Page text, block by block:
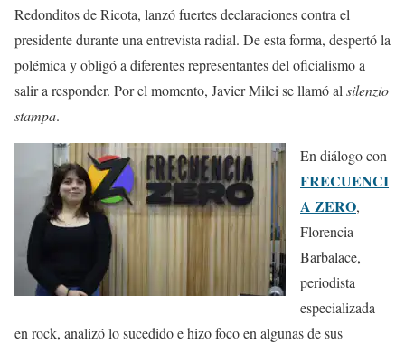
Redonditos de Ricota, lanzó fuertes declaraciones contra el
presidente durante una entrevista radial. De esta forma, despertó la
polémica y obligó a diferentes representantes del oficialismo a
salir a responder. Por el momento, Javier Milei se llamó al silenzio
stampa.
En diálogo con
FRECUENCI
A ZERO,
Florencia
Barbalace,
periodista
especializada
en rock, analizó lo sucedido e hizo foco en algunas de sus